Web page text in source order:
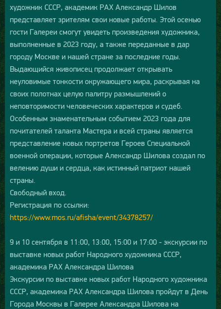
художник СССР, академик РАХ Александр Шилов
представляет зрителям свои новые работы. Этой осенью
гости Галереи смогут увидеть произведения художника,
выполненные в 2023 году, а также переданные в дар
городу Москве и нашей стране за последние годы.
Выдающийся живописец продолжает открывать
неуловимые тонкости окружающего мира, раскрывая на
своих полотнах целую палитру размышлений о
неповторимости человеческих характеров и судеб.
Особенным знаменательным событием 2023 года для
почитателей таланта Мастера и всей страны является
представление новых портретов Героев Специальной
военной операции, которые Александр Шилова создал по
велению души и сердца, как истинный патриот нашей
страны.
Свободный вход.
Регистрация по ссылки:
https://www.mos.ru/afisha/event/34378257/
9 и 10 сентября в 11:00, 13:00, 15:00 и 17:00 - экскурсии по
выставке новых работ Народного художника СССР,
академика РАХ Александра Шилова
Экскурсии по выставке новых работ Народного художника
СССР, академика РАХ Александра Шилова пройдут в День
Города Москвы в Галерее Александра Шилова на